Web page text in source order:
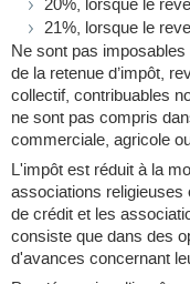
20%, lorsque le
21%, lorsque le
Ne sont pas
de la retenue d’impôt,
collectif, contribuables
ne sont pas compris
commerciale, agricole
L'impôt est réduit à la
associations
de crédit et les
consiste que dans des
d'avances concernant